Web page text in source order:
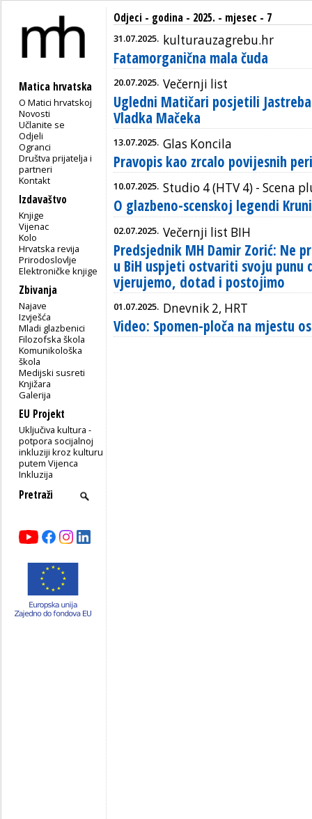
Matica hrvatska
O Matici hrvatskoj
Novosti
Učlanite se
Odjeli
Ogranci
Društva prijatelja i
partneri
Kontakt
Izdavaštvo
Knjige
Vijenac
Kolo
Hrvatska revija
Prirodoslovlje
Elektroničke knjige
Zbivanja
Najave
Izvješća
Mladi glazbenici
Filozofska škola
Komunikološka
škola
Medijski susreti
Knjižara
Galerija
EU Projekt
Uključiva kultura -
potpora socijalnoj
inkluziji kroz kulturu
putem Vijenca
Inkluzija
Odjeci - godina - 2025. - mjesec - 7
31.07.2025. kulturauzagrebu.hr
Fatamorganična mala čuda
20.07.2025. Večernji list
Ugledni Matičari posjetili
Vladka Mačeka
13.07.2025. Glas Koncila
Pravopis kao zrcalo povijesnih
10.07.2025. Studio 4 (HTV 4) - Scena
O glazbeno-scenskoj legendi
02.07.2025. Večernji list BIH
Predsjednik MH Damir Zorić: Ne
u BiH uspjeti ostvariti svoju punu
vjerujemo, dotad i postojimo
01.07.2025. Dnevnik 2, HRT
Video: Spomen-ploča na mjestu